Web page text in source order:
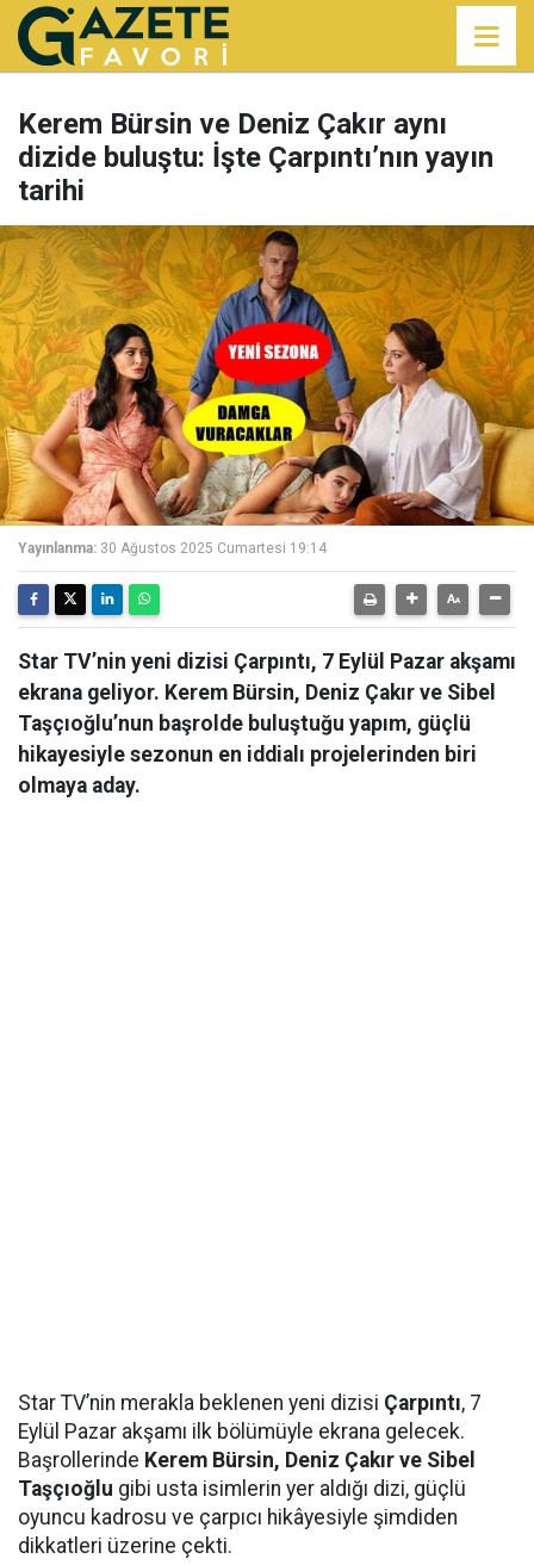
Kerem Bürsin ve Deniz Çakır aynı
dizide buluştu: İşte Çarpıntı’nın yayın
tarihi
Yayınlanma: 30 Ağustos 2025 Cumartesi 19:14
Star TV’nin yeni dizisi Çarpıntı, 7 Eylül Pazar akşamı
ekrana geliyor. Kerem Bürsin, Deniz Çakır ve Sibel
Taşçıoğlu’nun başrolde buluştuğu yapım, güçlü
hikayesiyle sezonun en iddialı projelerinden biri
olmaya aday.
Star TV’nin merakla beklenen yeni dizisi Çarpıntı, 7
Eylül Pazar akşamı ilk bölümüyle ekrana gelecek.
Başrollerinde Kerem Bürsin, Deniz Çakır ve Sibel
Taşçıoğlu gibi usta isimlerin yer aldığı dizi, güçlü
oyuncu kadrosu ve çarpıcı hikâyesiyle şimdiden
dikkatleri üzerine çekti.